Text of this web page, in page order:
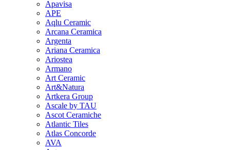
Apavisa
APE
Aqlu Ceramic
Arcana Ceramica
Argenta
Ariana Ceramica
Ariostea
Armano
Art Ceramic
Art&Natura
Artkera Group
Ascale by TAU
Ascot Ceramiche
Atlantic Tiles
Atlas Concorde
AVA